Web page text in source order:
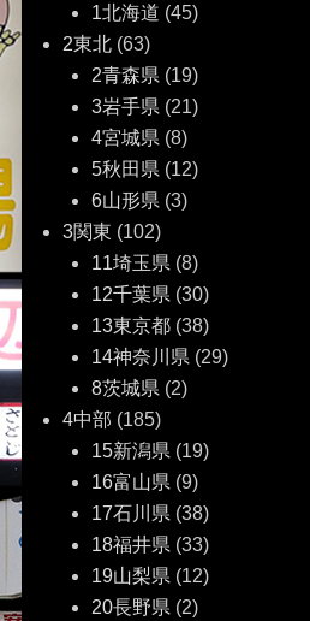
シ
1北海道 (45)
2東北(63)
2青森県 (19)
3岩手県 (21)
4宮城県 (8)
5秋田県 (12)
6山形県 (3)
3関東 (102)
11埼玉県 (8)
12千葉県 (30)
13東京都(38)
14神奈川県 (29)
8茨城県 (2)
4中部 (185)
15新潟県 (19)
16富山県 (9)
17石川県 (38)
18福井県 (33)
19山梨県 (12)
20長野県 (2)